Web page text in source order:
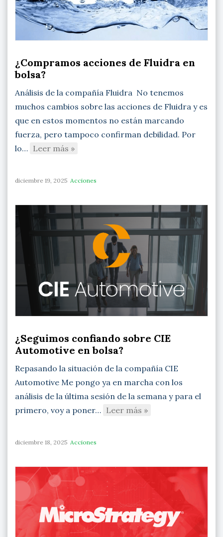
¿Compramos acciones de Fluidra en
bolsa?
Análisis de la compañía Fluidra No tenemos
muchos cambios sobre las acciones de Fluidra y es
que en estos momentos no están marcando
fuerza, pero tampoco confirman debilidad. Por
lo… Leer más »
diciembre 19, 2025 Acciones
¿Seguimos confiando sobre CIE
Automotive en bolsa?
Repasando la situación de la compañía CIE
Automotive Me pongo ya en marcha con los
análisis de la última sesión de la semana y para el
primero, voy a poner… Leer más »
diciembre 18, 2025 Acciones